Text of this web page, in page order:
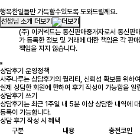
행복한일들만 가득할수있도록 도와드릴께요.
선생님 소개 더보기
(주) 이커넥트는 통신판매중개자로서 통신판
가 등록한 정보 및 거래에 대한 책임은 각 판
책임을 지지 않습니다.
상담후기 운영정책
사주나루는 상담후기의 퀄리티, 신뢰성 확보를 위하여
실제 상담한 회원에 한하여 후기 작성이 가능함을 알
상담후기 쓰기
상담후기는 최근 1주일 내 5분 이상 상담한 내역에 대
등록이 가능합니다.
상담 후기 작성 시 혜택
구분
내용
충전코인